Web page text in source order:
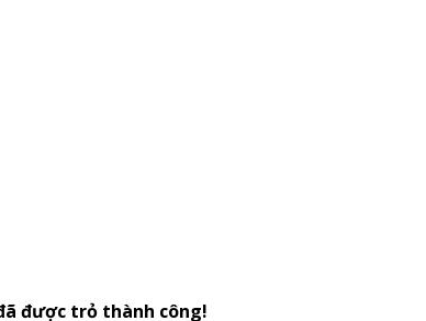
được trỏ thành công!